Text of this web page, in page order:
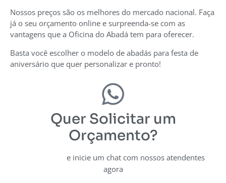
Nossos preços são os melhores do mercado nacional. Faça
já o seu orçamento online e surpreenda-se com as
vantagens que a Oficina do Abadá tem para oferecer.
Basta você escolher o modelo de abadás para festa de
aniversário que quer personalizar e pronto!
Quer Solicitar um
Orçamento?
e inicie um chat com nossos atendentes
agora